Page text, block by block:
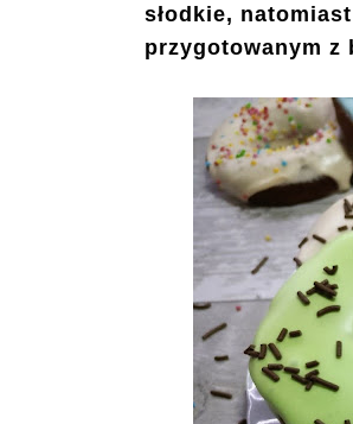
słodkie,
przygotowanym z